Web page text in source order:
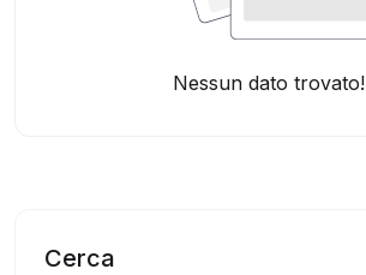
Cerca
Nessun dato trovato!